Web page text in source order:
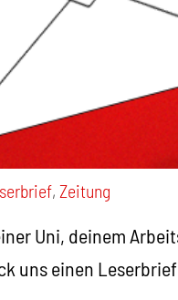
,Zeitung
Uni, deinem
uns einen